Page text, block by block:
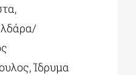
Ίδρυμα